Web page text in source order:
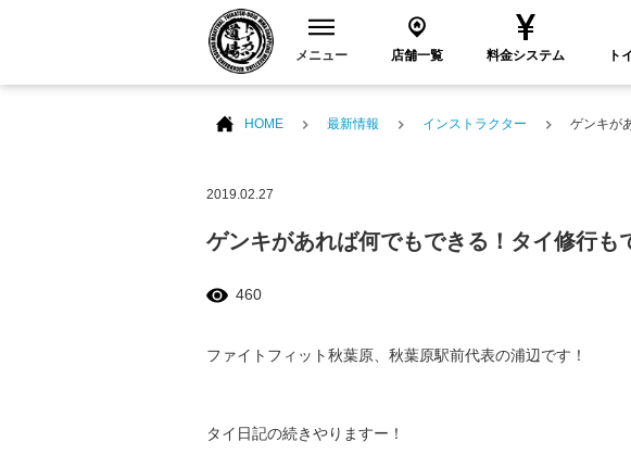
メニュー 店舗一覧 料金システム ト
HOME 最新情報 インストラクター ゲンキが
2019.02.27
ゲンキがあれば何でもできる！タイ修行も
460
ファイトフィット秋葉原、秋葉原駅前代表の浦辺です！
タイ日記の続きやりますー！